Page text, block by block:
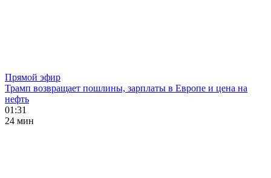
Прямой эфир
Трамп возвращает пошлины, зарплаты в Европе и цена на
нефть
01:31
24 мин